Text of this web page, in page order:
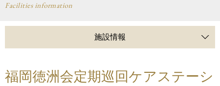
Facilities information
施設情報
福岡徳洲会定期巡回ケアステーシ